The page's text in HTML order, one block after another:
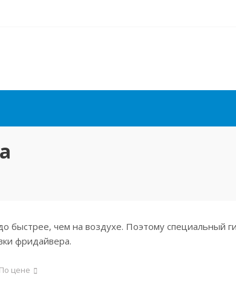
быстрее, чем на воздухе. Поэтому специальный
фридайвера.
По цене